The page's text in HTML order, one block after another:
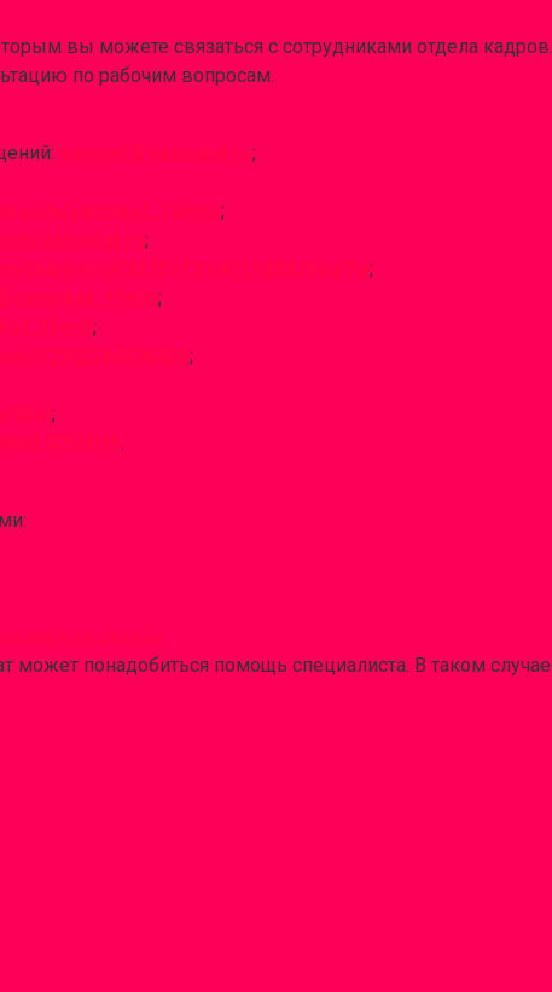
вы можете связаться с сотрудниками отдела
по рабочим вопросам.
;
;
;
;
;
;
;
;
.
понадобиться помощь специалиста. В таком случае